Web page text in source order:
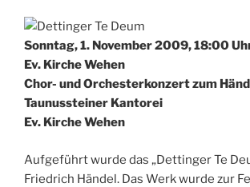
Sonntag, 1. November 2009, 18:00
Ev. Kirche Wehen
Chor- und Orchesterkonzert zum
Taunussteiner Kantorei
Ev. Kirche Wehen
Aufgeführt wurde das „Dettinger Te
Friedrich Händel. Das Werk wurde zur